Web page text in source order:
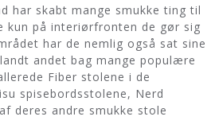
har skabt mange smukke ting til
kun på interiørfronten de gør sig
har de nemlig også sat sine
andet bag mange populære
Fiber stolene i de
spisebordsstolene, Nerd
deres andre smukke stole